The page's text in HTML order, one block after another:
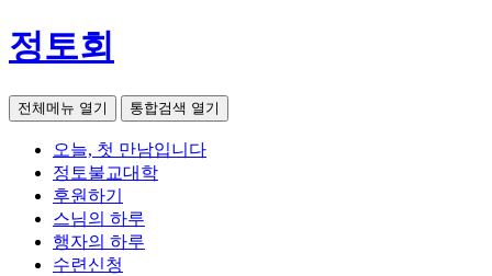
정토회
전체메뉴 열기 통합검색 열기
오늘, 첫 만남입니다
정토불교대학
후원하기
스님의 하루
행자의 하루
수련신청